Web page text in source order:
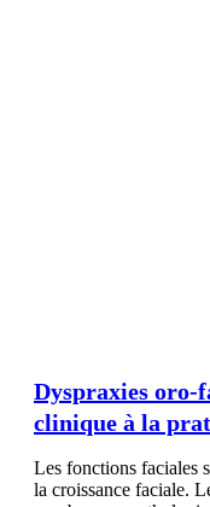
Dyspraxies oro-
clinique à la
Les fonctions faciales
la croissance faciale.